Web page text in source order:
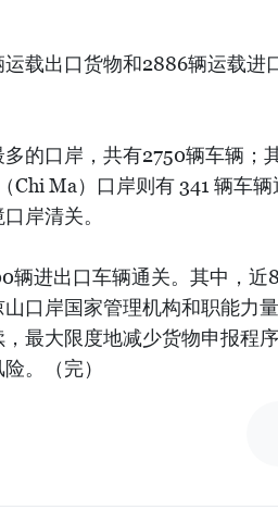
载出口货物和2886辆运载进
的口岸，共有2750辆车辆；
Chi Ma）口岸则有 341 辆车
岸清关。
辆进出口车辆通关。其中，近
口岸国家管理机构和职能力
最大限度地减少货物申报程
。（完）